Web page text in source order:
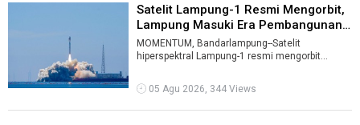
Satelit Lampung-1 Resmi Mengorbit,
Lampung Masuki Era Pembangunan
...
MOMENTUM, Bandarlampung--Satelit
hiperspektral Lampung-1 resmi mengorbit
05 Agu 2026, 344 Views